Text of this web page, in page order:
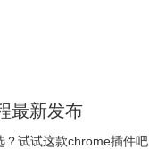
最新发布
？试试这款chrome插件吧